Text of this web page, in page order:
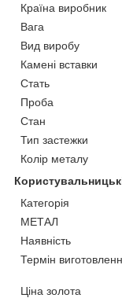
Країна виробник
Вага
Вид виробу
Камені вставки
Стать
Проба
Стан
Тип застежки
Колір металу
Категорія
МЕТАЛ
Наявність
Термін
Ціна золота